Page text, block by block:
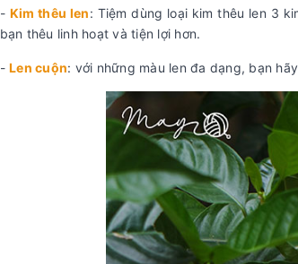
- Kim thêu len: Tiệm dùng loại kim thêu len 3
bạn thêu linh hoạt và tiện lợi hơn.
- Len cuộn: với những màu len đa dạng, bạn